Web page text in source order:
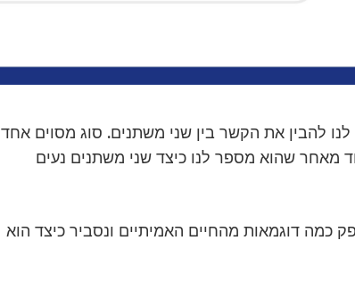
להבין את הקשר בין שני משתנים. סוג מסוים אחד
מאחר שהוא מספר לנו כיצד שני משתנים נעים
כמה דוגמאות מהחיים האמיתיים ונסביר כיצד הוא